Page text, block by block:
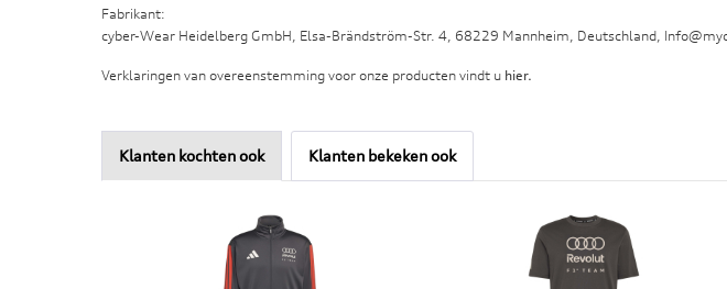
Fabrikant:
cyber-Wear Heidelberg GmbH, Elsa-Brändström-Str. 4, 68229 Mannheim, Deutschland,
Verklaringen van overeenstemming voor onze producten vindt u hier.
Klanten kochten ook Klanten bekeken ook